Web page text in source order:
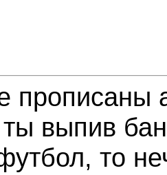
прописаны
выпив
то